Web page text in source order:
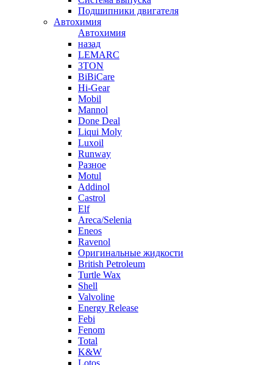
Подшипники двигателя
Автохимия
Автохимия
назад
LEMARC
3TON
BiBiCare
Hi-Gear
Mobil
Mannol
Done Deal
Liqui Moly
Luxoil
Runway
Разное
Motul
Addinol
Castrol
Elf
Areca/Selenia
Eneos
Ravenol
Оригинальные жидкости
British Petroleum
Turtle Wax
Shell
Valvoline
Energy Release
Febi
Fenom
Total
K&W
Lotos